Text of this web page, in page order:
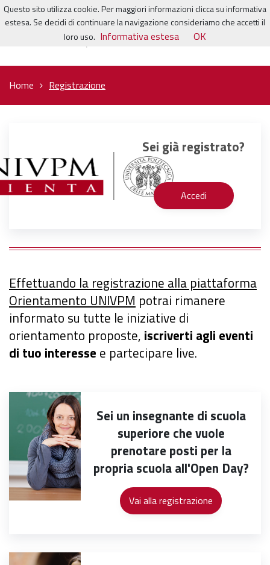
Home Registrazione
Sei già registrato?
Effettuando la registrazione alla piattaforma
Orientamento UNIVPM potrai rimanere
informato su tutte le iniziative di
orientamento proposte, iscriverti agli eventi
di tuo interesse e partecipare live.
Sei un insegnante di scuola
superiore che vuole
prenotare posti per la
propria scuola all'Open Day?
Questo sito utilizza cookie. Per maggiori informazioni clicca su informativa
estesa. Se decidi di continuare la navigazione consideriamo che accetti il
loro uso. Informativa estesa OK